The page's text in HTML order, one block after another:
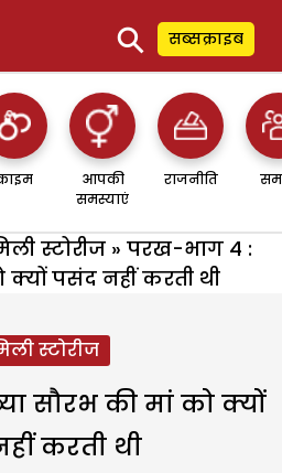
⚲ सब्सक्राइब
आपकी
समस्याएं
राजनीति
स्टोरीज » परख-भाग 4 :
क्यों पसंद नहीं करती थी
स्टोरीज
सौरभ की मां को क्यों
करती थी